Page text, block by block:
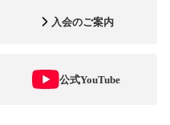
入会のご案内
公式YouTube
と北海道の熊谷さ
治療をしている今